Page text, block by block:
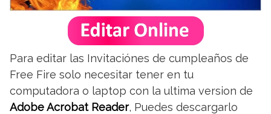
Para editar las Invitaciónes de cumpleaños de
Free Fire solo necesitar tener en tu
computadora o laptop con la ultima version de
Adobe Acrobat Reader, Puedes descargarlo